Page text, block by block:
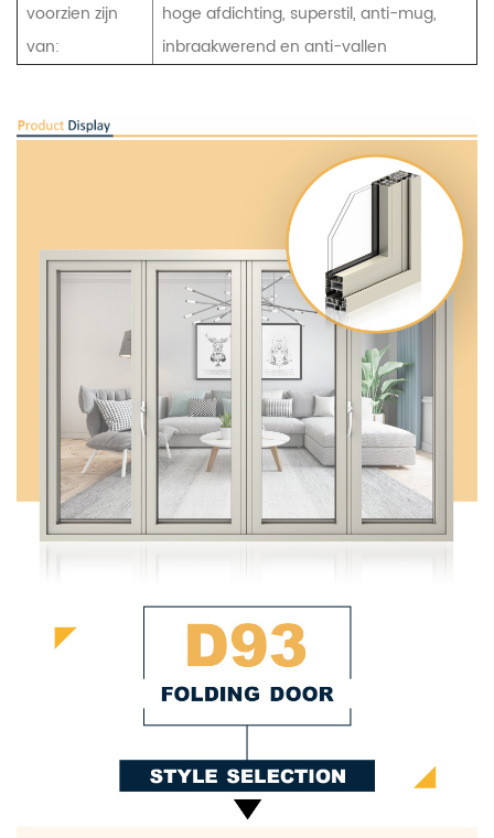
voorzien zijn
van:
hoge afdichting, superstil, anti-mug,
inbraakwerend en anti-vallen